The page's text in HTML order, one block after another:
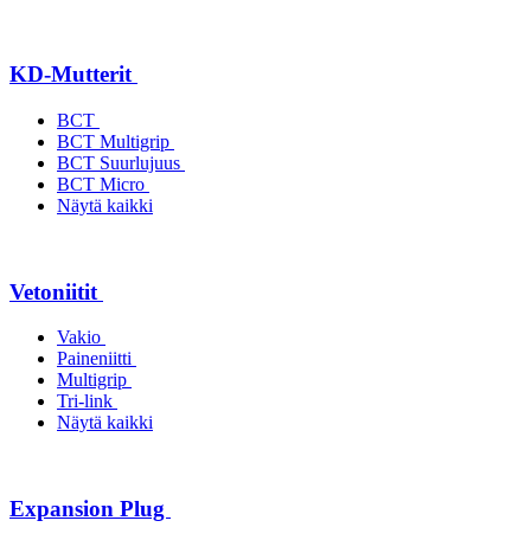
KD-Mutterit
BCT
BCT Multigrip
BCT Suurlujuus
BCT Micro
Näytä kaikki
Vetoniitit
Vakio
Paineniitti
Multigrip
Tri-link
Näytä kaikki
Expansion Plug